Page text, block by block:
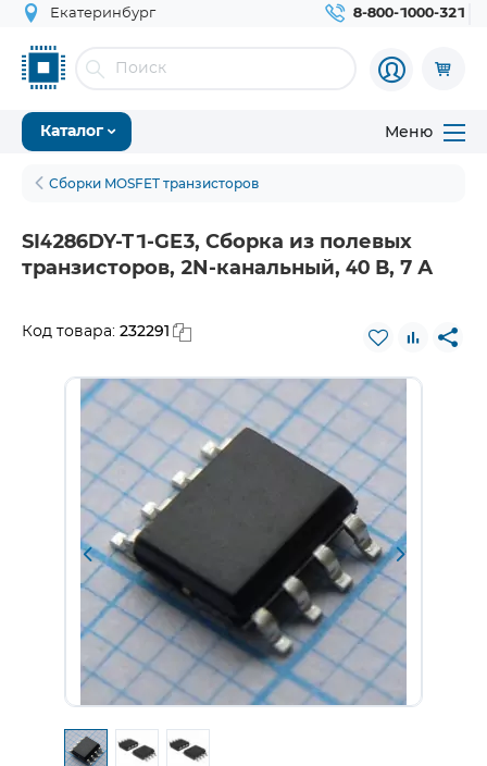
Екатеринбург 8-800-1000-321
Каталог Меню
Сборки MOSFET транзисторов
SI4286DY-T1-GE3, Сборка из полевых
транзисторов, 2N-канальный, 40 В, 7 А
Код товара: 232291